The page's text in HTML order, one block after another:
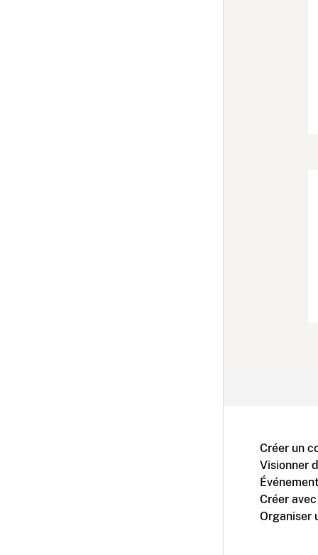
Créer un
Visionner
Créer
Organiser